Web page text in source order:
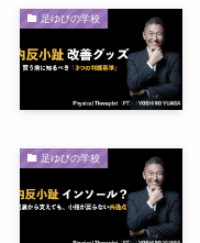
足ゆびの学校
足ゆびの学校